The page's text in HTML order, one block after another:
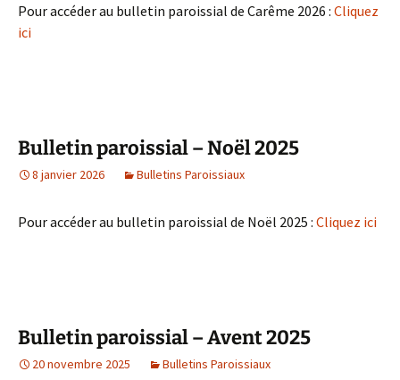
Pour accéder au bulletin paroissial de Carême 2026 : Cliquez
ici
Bulletin paroissial – Noël 2025
8 janvier 2026 Bulletins Paroissiaux
Pour accéder au bulletin paroissial de Noël 2025 : Cliquez ici
Bulletin paroissial – Avent 2025
20 novembre 2025 Bulletins Paroissiaux